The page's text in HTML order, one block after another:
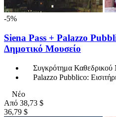
-5%
Siena Pass + Palazzo
Δημοτικό Μουσείο
Συγκρότημα Καθεδρικού
Palazzo Pubblico:
Νέο
Από 38,73 $
36,79 $